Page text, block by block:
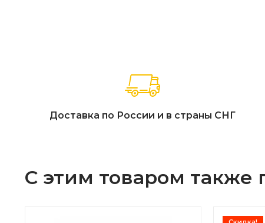
Доставка по России и в страны СНГ
С этим товаром также